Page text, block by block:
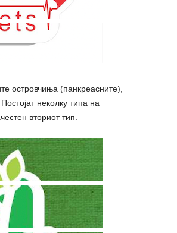
островчиња (панкреасните),
неколку типа на
вториот тип.